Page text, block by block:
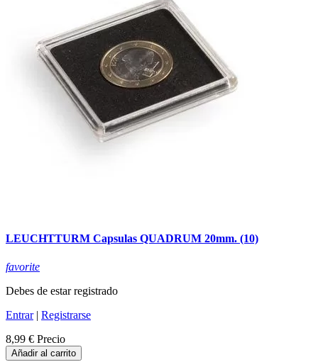
LEUCHTTURM Capsulas QUADRUM 20mm. (10)
favorite
Debes de estar registrado
Entrar| Registrarse
8,99 € Precio
Añadir al carrito